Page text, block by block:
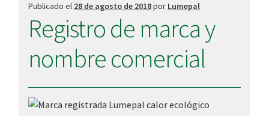
Publicado el 28 de agosto de 2018por Lumepal
Registro de marca y
nombre comercial